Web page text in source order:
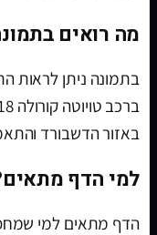
מה רואים
בתמונה ניתן לראות
באזור הדשבורד
למי הדף
הדף מתאים למי